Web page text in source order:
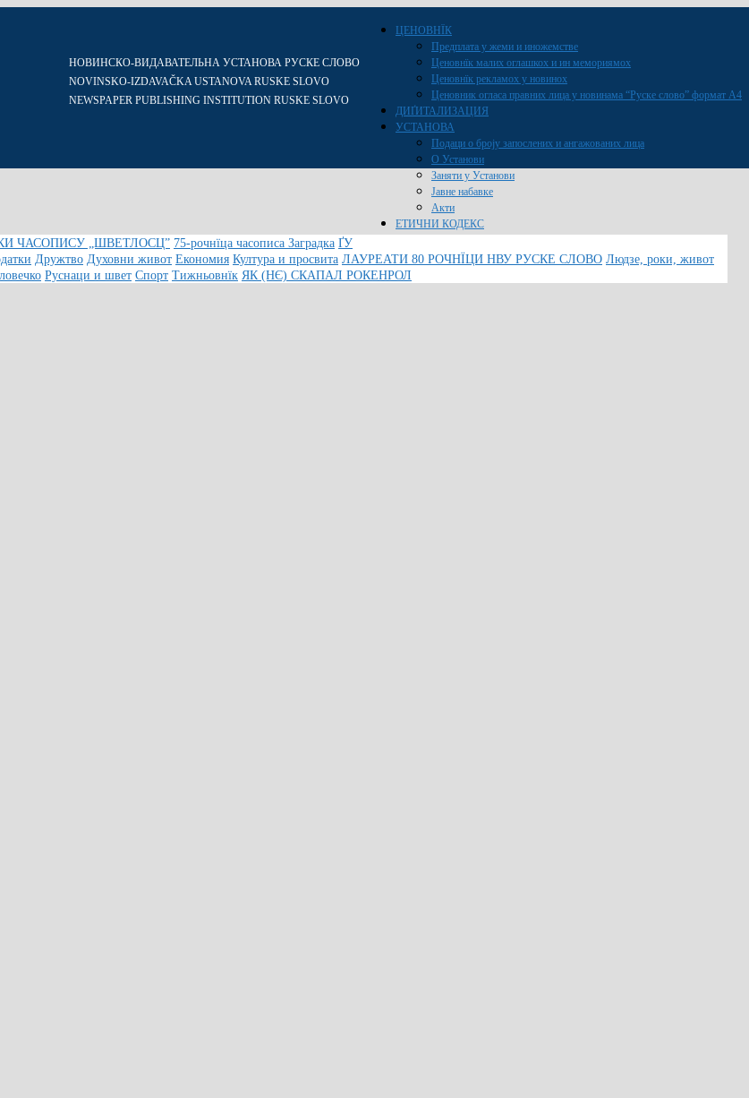
ЦЕНОВНЇК
Предплата у жеми и иножемстве
Ценовнїк малих оглашкох и ин мемориямох
Ценовнїк рекламох у новинох
Ценовник огласа правних лица у новинама “Руске слово” формат A4
ДИҐИТАЛИЗАЦИЯ
УСТАНОВА
Подаци о броју запослених и ангажованих лица
О Установи
Заняти у Установи
Јавне набавке
Акти
ЕТИЧНИ КОДЕКС
НОВИНСКО-ВИДАВАТЕЛЬНА УСТАНОВА РУСКЕ СЛОВО
NOVINSKO-IZDAVAČKA USTANOVA RUSKE SLOVO
NEWSPAPER PUBLISHING INSTITUTION RUSKE SLOVO
ЧАСОПИСУ „ШВЕТЛОСЦ” 75-рочнїца часописа Заградка ҐУ
Дружтво Духовни живот Економия Култура и просвита ЛАУРЕАТИ 80 РОЧНЇЦИ НВУ РУСКЕ СЛОВО Людзе, роки, живот
Руснаци и швет Спорт Тижньовнїк ЯК (НЄ) СКАПАЛ РОКЕНРОЛ